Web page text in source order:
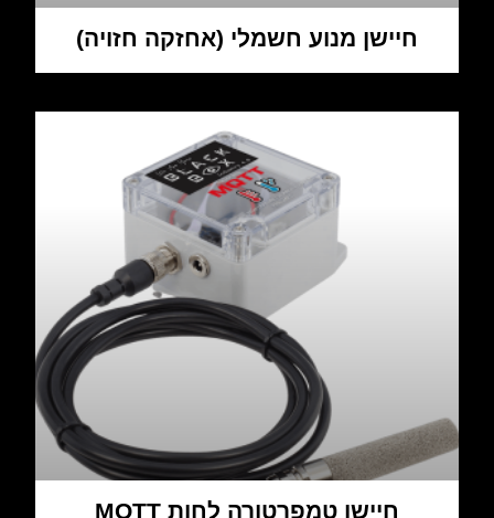
חיישן מנוע חשמלי (אחזקה חזויה)
חיישן טמפרטורה לחות MQTT